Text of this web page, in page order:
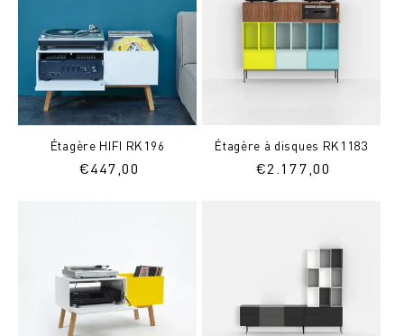
Étagère HIFI RK196
Prix
€447,00
Étagère à disques RK1183
Prix
€2.177,00